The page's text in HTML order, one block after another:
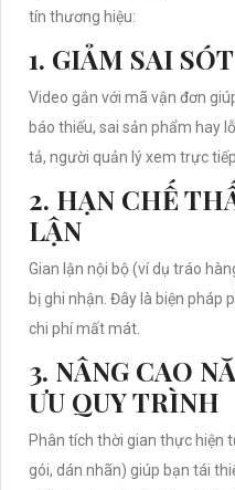
tín thương hiệu:
1. GIẢM SAI
Video gắn với mã vận đơn
báo thiếu, sai sản phẩm hay
tả, người quản lý xem trực
2. HẠN CHẾ
LẬN
Gian lận nội bộ (ví dụ tráo
bị ghi nhận. Đây là biện pháp
chi phí mất mát.
3. NÂNG CAO
ƯU QUY TRÌNH
Phân tích thời gian thực hiện
gói, dán nhãn) giúp bạn tái